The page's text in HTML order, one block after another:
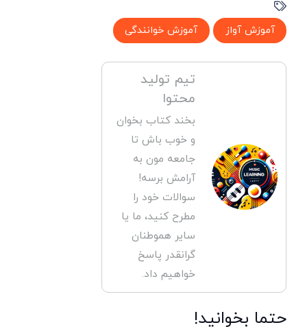
آموزش آواز آموزش خوانندگی
تیم تولید
محتوا
بخند کتاب بخوان
و خوب باش تا
جامعه مون به
آرامش برسه!
سوالات خود را
مطرح کنید، ما یا
سایر هموطنان
گرانقدر پاسخ
خواهیم داد.
حتما بخوانید!